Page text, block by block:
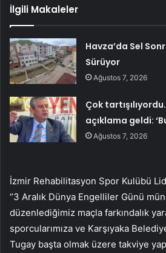
İlgili Makaleler
Havza’da Sel
Sürüyor
Ağustos 7, 2026
Çok
açıklama geldi:
Ağustos 7, 2026
İzmir Rehabilitasyon Spor Kulübü
“3 Aralık Dünya Engelliler Günü
düzenlediğimiz maçla farkındalık
sporcularımıza ve Karşıyaka
Tugay başta olmak üzere takviye